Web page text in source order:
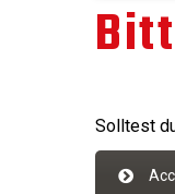
Solltest